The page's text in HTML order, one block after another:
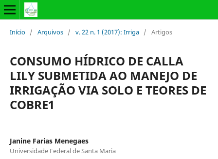
Início / Arquivos / v. 22 n. 1 (2017): Irriga / Artigos
CONSUMO HÍDRICO DE CALLA
LILY SUBMETIDA AO MANEJO DE
IRRIGAÇÃO VIA SOLO E TEORES DE
COBRE1
Janine Farias Menegaes
Universidade Federal de Santa Maria